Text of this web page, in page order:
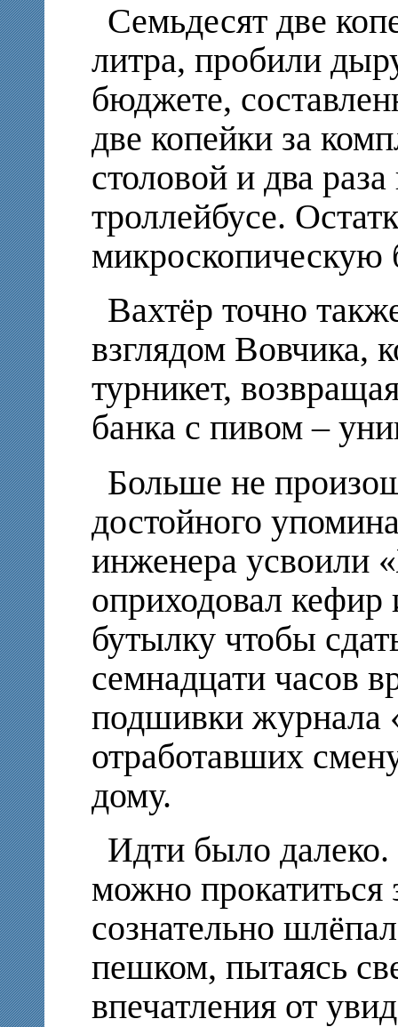
Семьдесят две
литра, пробили
бюджете,
две копейки за
столовой и два
троллейбусе.
микроскопическую
Вахтёр точно
взглядом Вовчика,
турникет,
банка с пивом –
Больше не
достойного
инженера усвоили
оприходовал кефир
бутылку чтобы
семнадцати часов
подшивки журнала
отработавших
дому.
Идти было
можно
сознательно
пешком, пытаясь
впечатления от